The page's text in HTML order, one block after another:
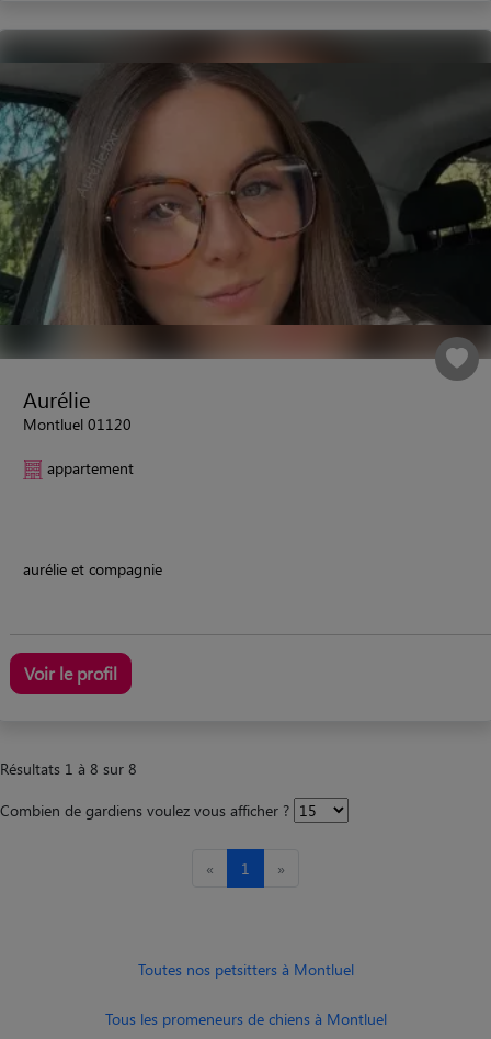
Aurélie
Montluel 01120
appartement
aurélie et compagnie
Voir le profil
Résultats 1 à 8 sur 8
Combien de gardiens voulez vous afficher ?
« 1 »
Toutes nos petsitters à Montluel
Tous les promeneurs de chiens à Montluel